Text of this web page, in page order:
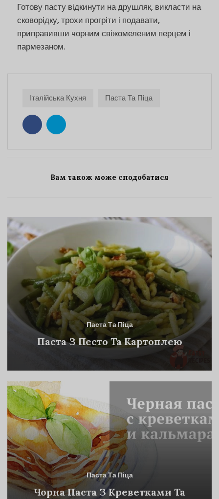
Готову пасту відкинути на друшляк, викласти на
сковорідку, трохи прогріти і подавати,
приправивши чорним свіжомеленим перцем і
пармезаном.
Італійська Кухня Паста Та Піца
Вам також може сподобатися
Паста Та Піца
Паста З Песто Та Картоплею
Паста Та Піца
Чорна Паста З Креветками Та